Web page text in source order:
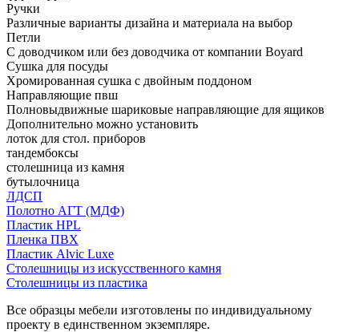
Ручки
Различные варианты дизайна и материала на выбор
Петли
С доводчиком или без доводчика от компании Boyard
Сушка для посуды
Хромированная сушка с двойным поддоном
Направляющие пвш
Полновыдвижные шариковые направляющие для ящиков
Дополнительно можно установить
лоток для стол. приборов
тандембоксы
столешница из камня
бутылочница
ЛДСП
Полотно АГТ (МДФ)
Пластик HPL
Пленка ПВХ
Пластик Alvic Luxe
Столешницы из искусственного камня
Столешницы из пластика
Все образцы мебели изготовлены по индивидуальному
проекту в единственном экземпляре.